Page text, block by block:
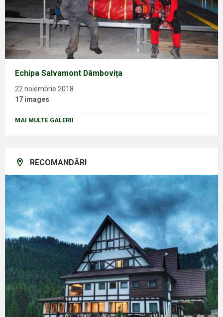
Echipa Salvamont Dâmbovița
22 noiembrie 2018
17 images
MAI MULTE GALERII
RECOMANDĂRI